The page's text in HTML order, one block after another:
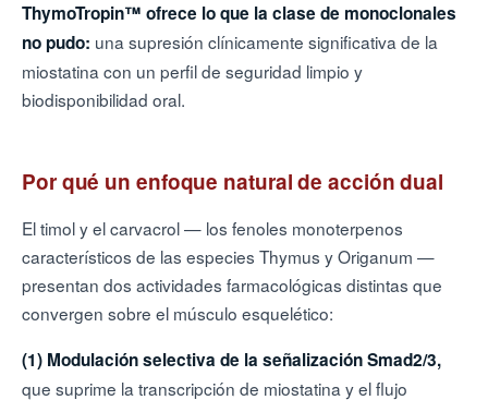
ThymoTropin™ ofrece lo que la clase de monoclonales
no pudo: una supresión clínicamente significativa de la
miostatina con un perfil de seguridad limpio y
biodisponibilidad oral.
Por qué un enfoque natural de acción dual
El timol y el carvacrol — los fenoles monoterpenos
característicos de las especies Thymus y Origanum —
presentan dos actividades farmacológicas distintas que
convergen sobre el músculo esquelético:
(1) Modulación selectiva de la señalización Smad2/3,
que suprime la transcripción de miostatina y el flujo